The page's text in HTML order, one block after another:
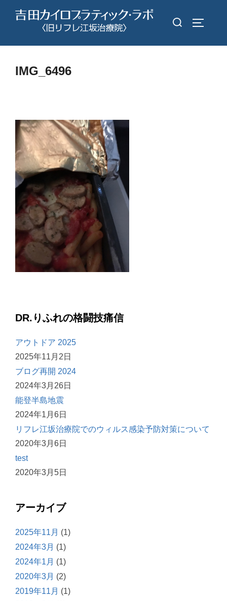
検
対
IMG_6496
DR.りふれの格闘技痛信
アウトドア 2025
2025年11月2日
ブログ再開 2024
2024年3月26日
能登半島地震
2024年1月6日
リフレ江坂治療院でのウィルス感染予防対策について
2020年3月6日
test
2020年3月5日
アーカイブ
2025年11月 (1)
2024年3月 (1)
2024年1月 (1)
2020年3月 (2)
2019年11月 (1)